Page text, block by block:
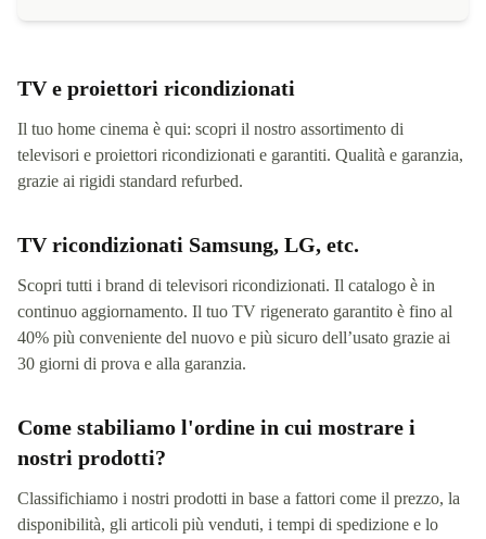
TV e proiettori ricondizionati
Il tuo home cinema è qui: scopri il nostro assortimento di
televisori e proiettori ricondizionati e garantiti. Qualità e garanzia,
grazie ai rigidi standard refurbed.
TV ricondizionati Samsung, LG, etc.
Scopri tutti i brand di televisori ricondizionati. Il catalogo è in
continuo aggiornamento. Il tuo TV rigenerato garantito è fino al
40% più conveniente del nuovo e più sicuro dell’usato grazie ai
30 giorni di prova e alla garanzia.
Come stabiliamo l'ordine in cui mostrare i
nostri prodotti?
Classifichiamo i nostri prodotti in base a fattori come il prezzo, la
disponibilità, gli articoli più venduti, i tempi di spedizione e lo